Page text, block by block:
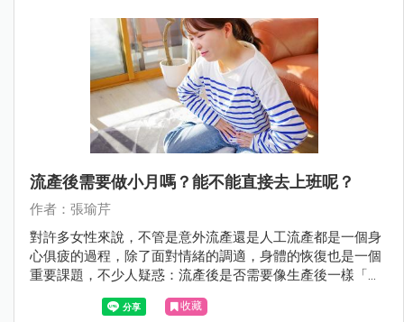
流產後需要做小月嗎？能不能直接去上班呢？
作者：張瑜芹
對許多女性來說，不管是意外流產還是人工流產都是一個身
心俱疲的過程，除了面對情緒的調適，身體的恢復也是一個
重要課題，不少人疑惑：流產後是否需要像生產後一樣「坐
月子」？還是可以無縫接軌地回到工作崗位呢？今天瑜芹醫
師來幫大家解答這些問題！收藏